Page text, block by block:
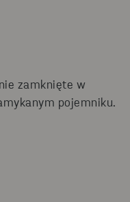
zamknięte w
pojemniku.